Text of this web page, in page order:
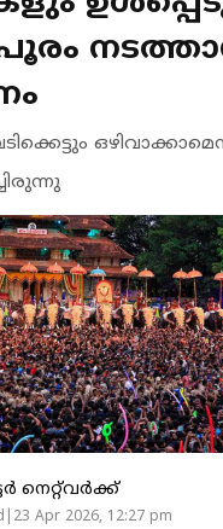
നെറ്റ്‌വര്‍ക്ക്‌
Apr 2026, 12:27 pm